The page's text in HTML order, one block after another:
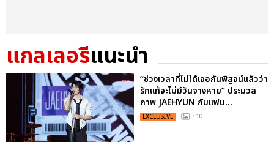
แกลเลอรีแนะนำ
“ช่วงเวลาที่ไม่ได้เจอกันพิสูจน์แล้วว่า
รักแท้จะไม่มีวันจางหาย” ประมวล
ภาพ JAEHYUN กับแฟน...
EXCLUSIVE : 10